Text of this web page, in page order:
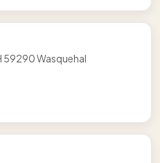
59290 Wasquehal